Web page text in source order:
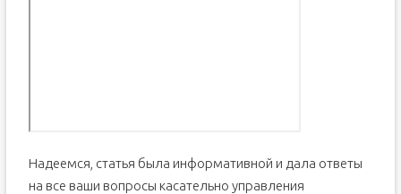
Надеемся, статья была информативной и дала ответы
на все ваши вопросы касательно управления